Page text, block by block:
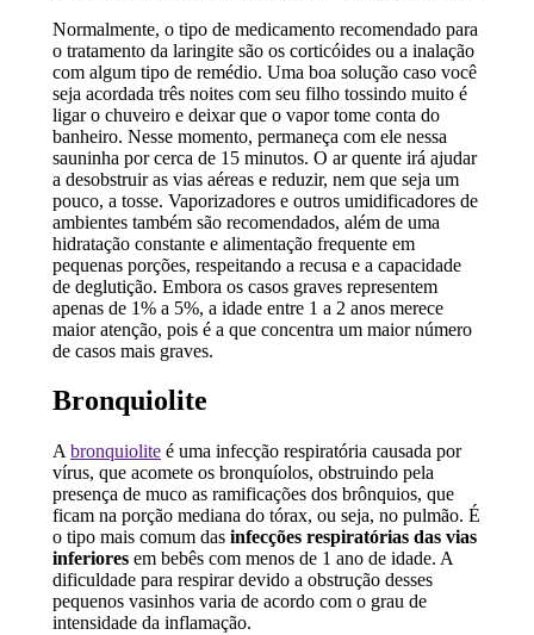
Normalmente, o tipo de medicamento recomendado para
o tratamento da laringite são os corticóides ou a inalação
com algum tipo de remédio. Uma boa solução caso você
seja acordada três noites com seu filho tossindo muito é
ligar o chuveiro e deixar que o vapor tome conta do
banheiro. Nesse momento, permaneça com ele nessa
sauninha por cerca de 15 minutos. O ar quente irá ajudar
a desobstruir as vias aéreas e reduzir, nem que seja um
pouco, a tosse. Vaporizadores e outros umidificadores de
ambientes também são recomendados, além de uma
hidratação constante e alimentação frequente em
pequenas porções, respeitando a recusa e a capacidade
de deglutição. Embora os casos graves representem
apenas de 1% a 5%, a idade entre 1 a 2 anos merece
maior atenção, pois é a que concentra um maior número
de casos mais graves.
Bronquiolite
A bronquioliteé uma infecção respiratória causada por
vírus, que acomete os bronquíolos, obstruindo pela
presença de muco as ramificações dos brônquios, que
ficam na porção mediana do tórax, ou seja, no pulmão. É
o tipo mais comum das infecções respiratórias das vias
inferiores em bebês com menos de 1 ano de idade. A
dificuldade para respirar devido a obstrução desses
pequenos vasinhos varia de acordo com o grau de
intensidade da inflamação.